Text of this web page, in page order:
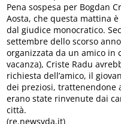
Pena sospesa per Bogdan
Aosta, che questa mattina
dal giudice monocratico.
settembre dello scorso
organizzata da un amico in
vacanza), Criste Radu
richiesta dell’amico, il
dei preziosi, trattenendone
erano state rinvenute dai
città.
(re.newsvda.it)